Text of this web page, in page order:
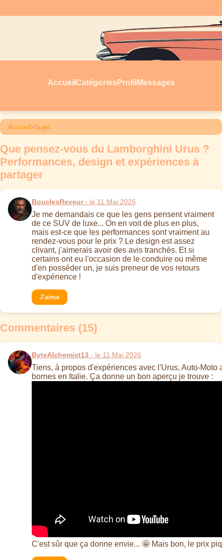
Accueil Catégories Profil Messages
Accueil>Sujet
Que pensez-vous du Lamborghini Urus ?
Performances, design et expériences à
partager
BouclesReveur- le 11 Mai 2026
Je me demandais ce que les gens pensent vraiment
de ce SUV de luxe... On en voit de plus en plus,
mais est-ce que les performances sont vraiment au
rendez-vous pour le prix ? Le design est assez
clivant, j'aimerais avoir des avis tranchés. Et si
certains ont eu l'occasion de le conduire ou même
d'en posséder un, je suis preneur de vos retours
d'expérience !
J'aime
Commentaires (15)
ByteAlchemist13 - le 11 Mai 2026
Tiens, à propos d'expériences avec l'Urus, Auto-Moto
bornes en Italie. Ça donne un bon aperçu je trouve :
C'est sûr que ça donne envie... 🤩 Mais bon, le prix